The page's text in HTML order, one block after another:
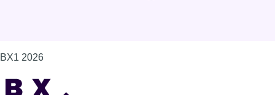
BX1 2026